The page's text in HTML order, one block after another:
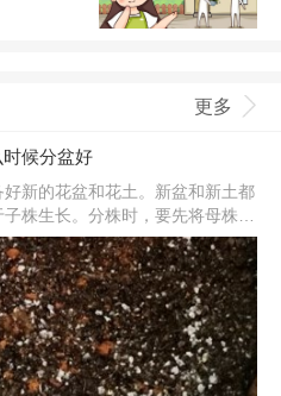
更多
候分盆好
新的花盆和花土。新盆和新土都
株生长。分株时，要先将母株脱
将其竖着切开，平均分成2-3
长有孽芽，也可以将它们切下来
暖通风处，等待成活即可。